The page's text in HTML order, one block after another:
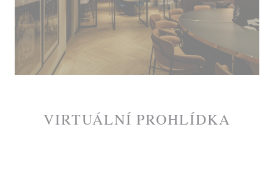
VIRTUÁLNÍ PROHLÍDKA